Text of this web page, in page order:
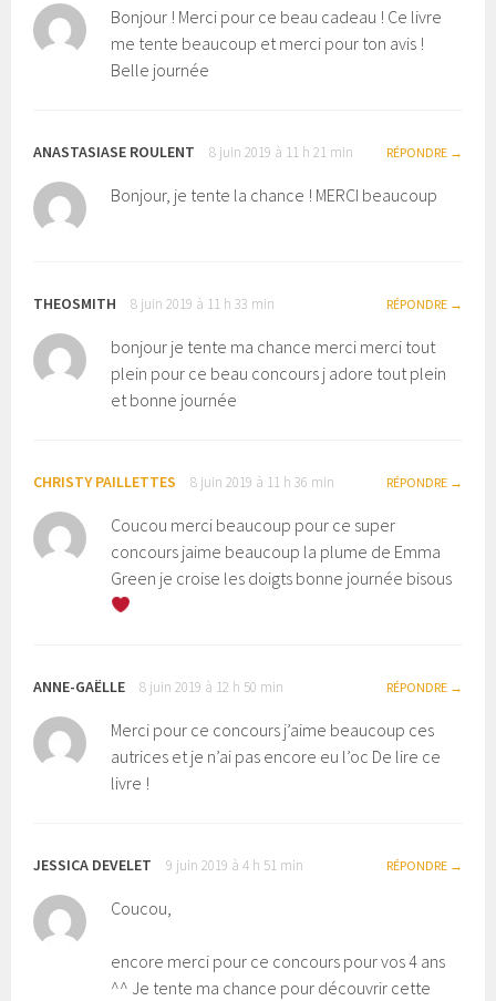
Bonjour ! Merci pour ce beau cadeau ! Ce livre
me tente beaucoup et merci pour ton avis !
Belle journée
ANASTASIASE ROULENT 8 juin 2019 à 11 h 21 min RÉPONDRE
Bonjour, je tente la chance ! MERCI beaucoup
THEOSMITH 8 juin 2019 à 11 h 33 min RÉPONDRE
bonjour je tente ma chance merci merci tout
plein pour ce beau concours j adore tout plein
et bonne journée
CHRISTY PAILLETTES 8 juin 2019 à 11 h 36 min RÉPONDRE
Coucou merci beaucoup pour ce super
concours jaime beaucoup la plume de Emma
Green je croise les doigts bonne journée bisous
ANNE-GAËLLE 8 juin 2019 à 12 h 50 min RÉPONDRE
Merci pour ce concours j’aime beaucoup ces
autrices et je n’ai pas encore eu l’oc De lire ce
livre !
JESSICA DEVELET 9 juin 2019 à 4 h 51 min RÉPONDRE
Coucou,
encore merci pour ce concours pour vos 4 ans
^^ Je tente ma chance pour découvrir cette